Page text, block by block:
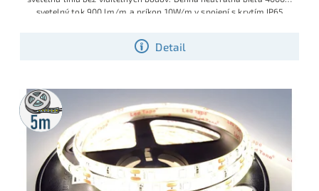
Detail
svetelný tok 900 lm/m a príkon 10W/m v spojení s krytím IP65
kuchynské linky, kúpeľne aj exteriérové lišty a pergoly.
5m
rolka